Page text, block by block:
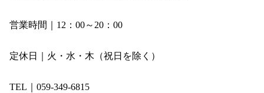
営業時間｜12：00～20：00
定休日｜火・水・木（祝日を除く）
TEL｜059-349-6815